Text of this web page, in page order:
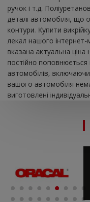
ручок і т.д.
деталі автомобіля, що
контури. Купити
лекал нашого
вказана актуальна
постійно
автомобілів,
вашого автомобіля
виготовлені